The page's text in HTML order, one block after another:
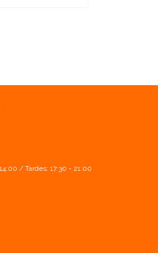
/ Tardes: 17:30 - 21:00